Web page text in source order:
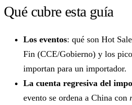
Qué cubre esta guía
Los eventos: qué son Hot
Fin (CCE/Gobierno) y los
importan para un importador.
La cuenta regresiva del
evento se ordena a China con